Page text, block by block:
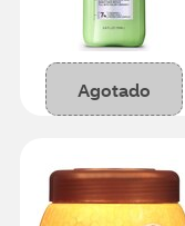
Agotado